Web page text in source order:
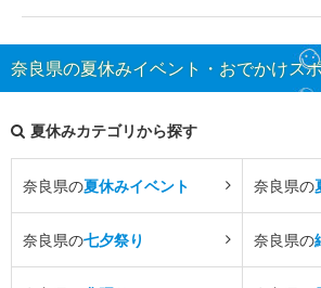
奈良県の夏休みイベント・おでかけス
夏休みカテゴリから探す
奈良県の夏休みイベント 奈良県の
奈良県の七夕祭り 奈良県の